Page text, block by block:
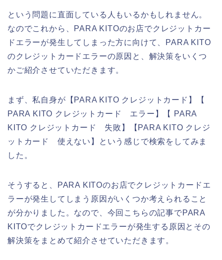
という問題に直面している人もいるかもしれません。
なのでこれから、PARA KITOのお店でクレジットカー
ドエラーが発生してしまった方に向けて、PARA KITO
のクレジットカードエラーの原因と、解決策をいくつ
かご紹介させていただきます。
まず、私自身が【PARA KITO クレジットカード】【
PARA KITO クレジットカード エラー】【 PARA
KITO クレジットカード 失敗】【PARA KITO クレジ
ットカード 使えない】という感じで検索をしてみま
した。
そうすると、PARA KITOのお店でクレジットカードエ
ラーが発生してしまう原因がいくつか考えられること
が分かりました。なので、今回こちらの記事でPARA
KITOでクレジットカードエラーが発生する原因とその
解決策をまとめて紹介させていただきます。